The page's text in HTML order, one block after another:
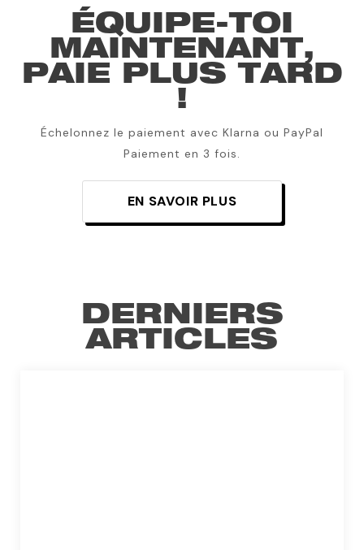
ÉQUIPE-TOI
MAINTENANT,
PAIE PLUS TARD
!
Échelonnez le paiement avec Klarna ou PayPal
Paiement en 3 fois.
EN SAVOIR PLUS
DERNIERS
ARTICLES